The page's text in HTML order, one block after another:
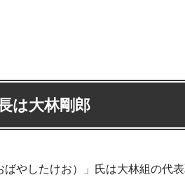
は大林剛郎
ばやしたけお）」氏は大林組の